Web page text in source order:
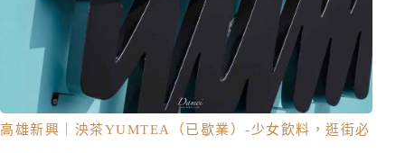
高雄新興｜泱茶YUMTEA（已歇業）-少女飲料，逛街必